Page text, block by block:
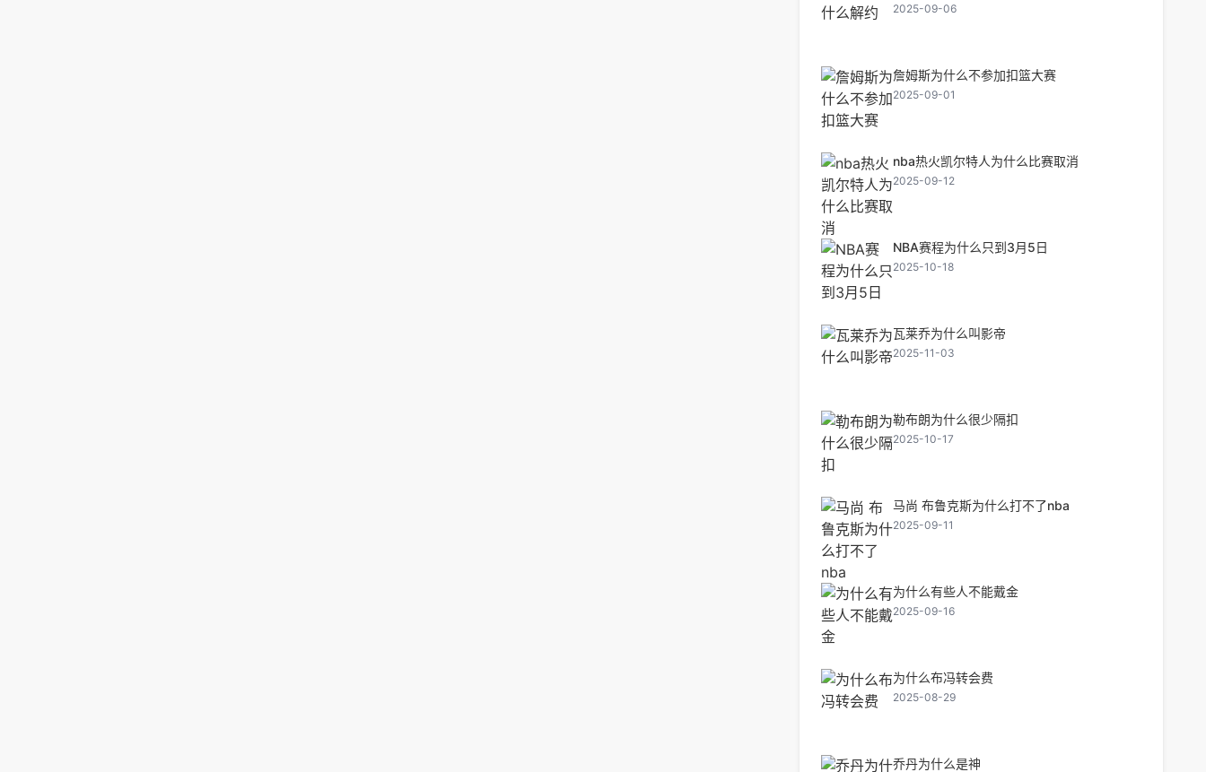
2025-09-06
詹姆斯为什么不参加扣篮大赛
2025-09-01
nba热火凯尔特人为什么比赛取消
2025-09-12
NBA赛程为什么只到3月5日
2025-10-18
瓦莱乔为什么叫影帝
2025-11-03
勒布朗为什么很少隔扣
2025-10-17
马尚 布鲁克斯为什么打不了nba
2025-09-11
为什么有些人不能戴金
2025-09-16
为什么布冯转会费
2025-08-29
乔丹为什么是神